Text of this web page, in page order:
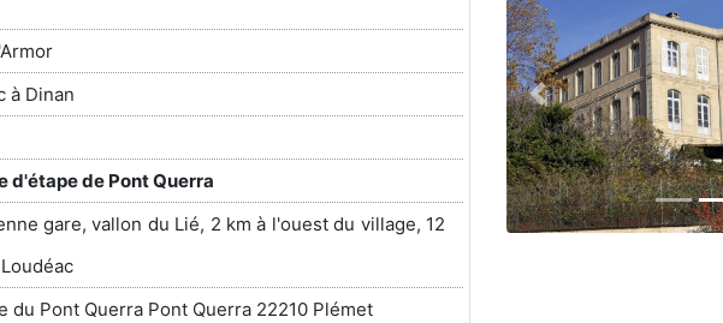
à Dinan
d'étape de Pont Querra
gare, vallon du Lié, 2 km à l'ouest du village, 12
du Pont Querra Pont Querra 22210 Plémet